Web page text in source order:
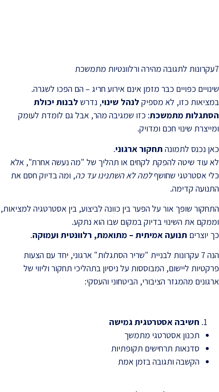
7עקרונות לתגובה מהירה ורלוונטיות מתמשכת
שינויים כפויים כבר מזמן אינם אירוע חריג – הם הפכו לשגרה.
במציאות כזו, לא מספיק לנהל שינוי, נדרש לבנות יכולת
הסתגלות מתמשכת: כזו שמגיבה מהר, אבל גם לומדת לעומק
ומייצרת שינוי חכם ומדויק.
כאן נכנס לתמונה תחקור ארגוני.
לא עוד שיטה להפקת לקחים או תהליך של "מה נעשה אחרת", אלא
כלי אסטרטגי שחושףלמה לא השתנינו עד כה, ומה בדיוק חסם את
התנועה קדימה.
התחקור שופך אור על הפער בין כוונה לביצוע, בין אסטרטגיה למציאות,
וממקם את השינוי בדיוק במקום שבו הוא נתקע.
כך יוצרים תנועה אמיתית – מתואמת, רלוונטית ועמוקה.
הנה 7 עקרונות לבניית "שריר הסתגלות" ארגוני, יחד עם הצעות
פרקטיות ליישום, המבוססות על ניסיון בתהליכי תחקור וליווי של
ארגונים מהמגזר הציבורי, הביטחוני והעסקי:
חשיבה אסטרטגית גמישה
תכנון אסטרטגי מתמשך
סדנאות תרחישים תקופתיות
הקשבה ותגובה בזמן אמת